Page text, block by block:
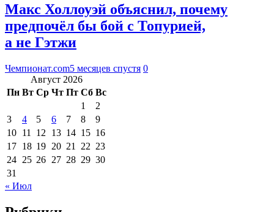
Макс Холлоуэй объяснил, почему
предпочёл бы бой с Топурией,
а не Гэтжи
Чемпионат.com5 месяцев спустя 0
Август 2026
Пн Вт Ср Чт Пт Сб Вс
1
2
3
4 5 6 7 8
9
10 11 12 13 14 15 16
17 18 19 20 21 22 23
24 25 26 27 28 29 30
31
« Июл